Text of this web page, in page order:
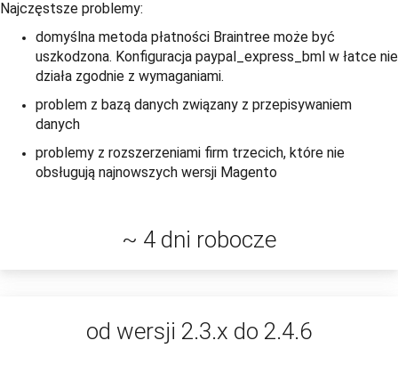
Najczęstsze problemy:
domyślna metoda płatności Braintree może być
uszkodzona. Konfiguracja paypal_express_bml w łatce nie
działa zgodnie z wymaganiami.
problem z bazą danych związany z przepisywaniem
danych
problemy z rozszerzeniami firm trzecich, które nie
obsługują najnowszych wersji Magento
~ 4 dni robocze
od wersji 2.3.x do 2.4.6